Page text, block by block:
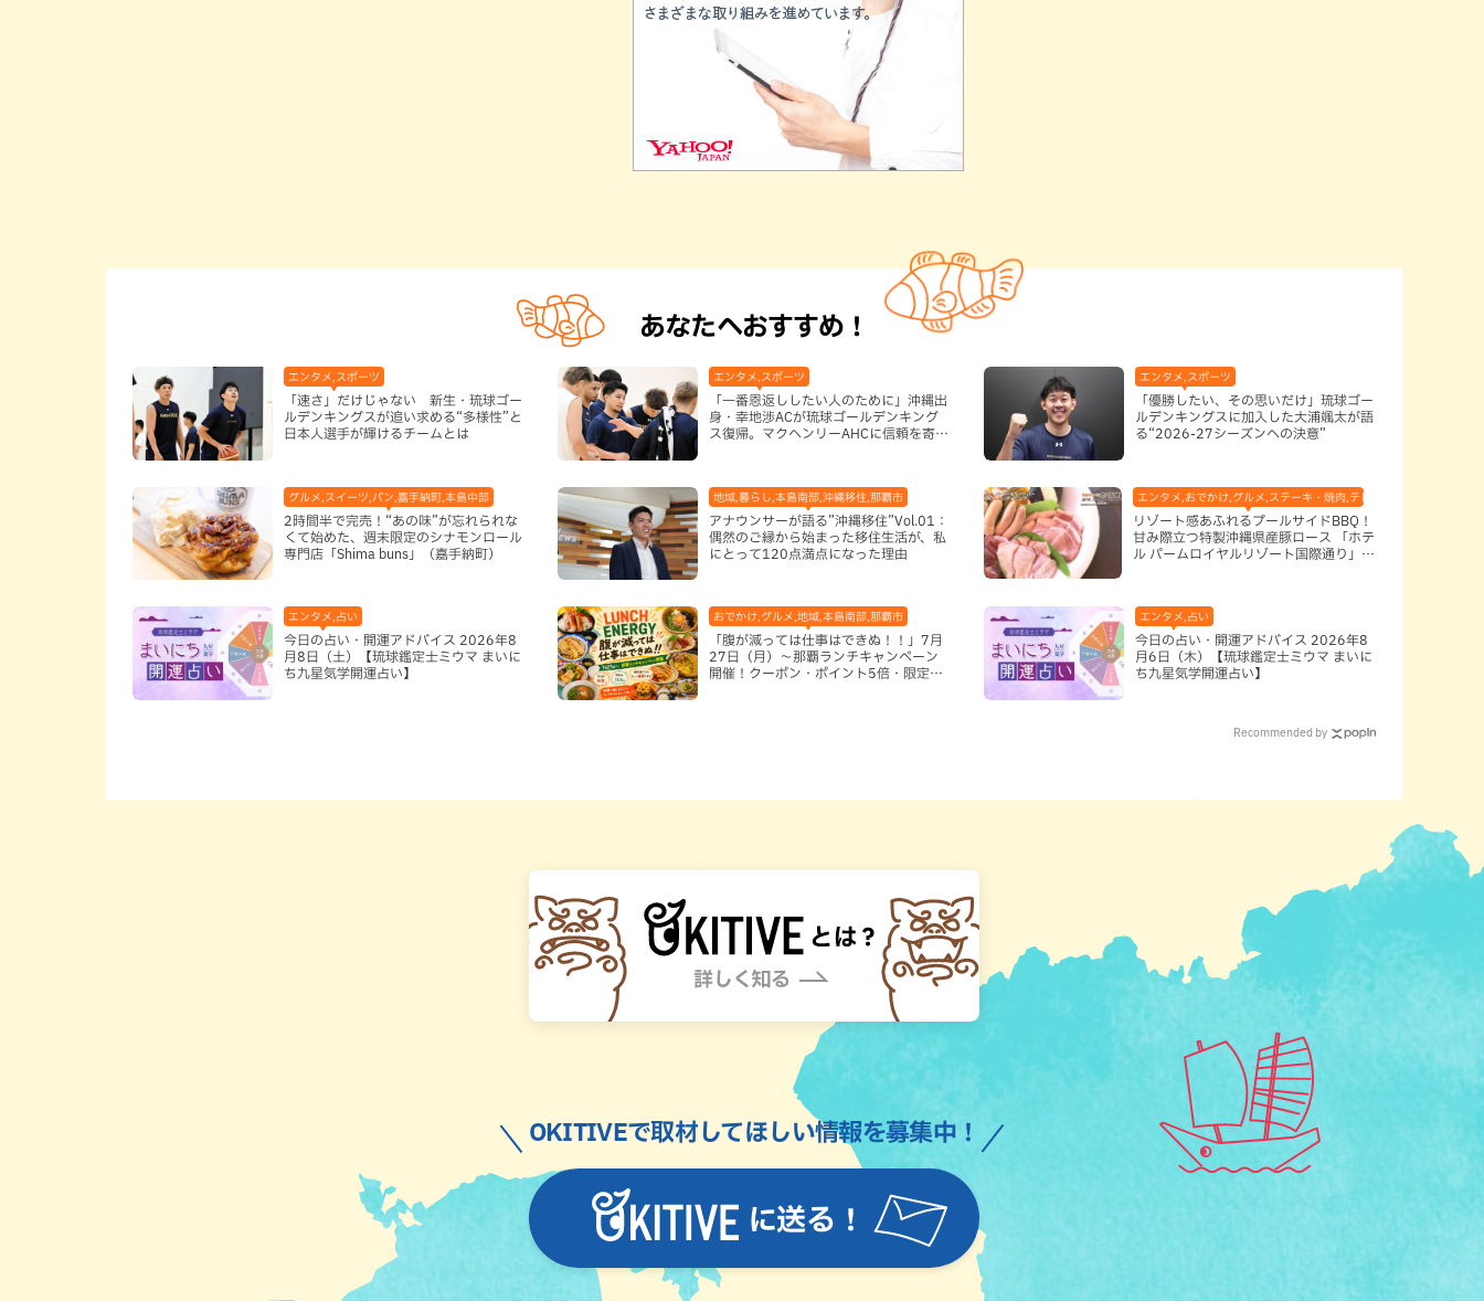
あなたへおすすめ！
エンタメ,スポーツ
「速さ」だけじゃない 新生・琉球ゴー
ルデンキングスが追い求める“多様性”と
日本人選手が輝けるチームとは
エンタメ,スポーツ
「一番恩返ししたい人のために」沖縄出
身・幸地渉ACが琉球ゴールデンキング
ス復帰。マクヘンリーAHCに信頼を寄せ
エンタメ,スポーツ
「優勝したい、その思いだけ」琉球ゴー
ルデンキングスに加入した大浦颯太が語
る“2026-27シーズンへの決意”
グルメ,スイーツ,パン,嘉手納町,本島中部
2時間半で完売！“あの味”が忘れられな
くて始めた、週末限定のシナモンロール
専門店「Shima buns」（嘉手納町）
地域,暮らし,本島南部,沖縄移住,那覇市
アナウンサーが語る”沖縄移住”Vol.01：
偶然のご縁から始まった移住生活が、私
にとって120点満点になった理由
エンタメ,おでかけ,グルメ,ステーキ・焼肉,テレビ,ホテル,地域,本島南
リゾート感あふれるプールサイドBBQ！
甘み際立つ特製沖縄県産豚ロース 「ホテ
ル パームロイヤルリゾート国際通り」
エンタメ,占い
今日の占い・開運アドバイス 2026年8
月8日（土）【琉球鑑定士ミウマ まいに
ち九星気学開運占い】
おでかけ,グルメ,地域,本島南部,那覇市
「腹が減っては仕事はできぬ！！」7月
27日（月）〜那覇ランチキャンペーン
開催！クーポン・ポイント5倍・限定グ
エンタメ,占い
今日の占い・開運アドバイス 2026年8
月6日（木）【琉球鑑定士ミウマ まいに
ち九星気学開運占い】
Recommended by
に送る！
OKITIVEで取材してほしい情報を募集中！